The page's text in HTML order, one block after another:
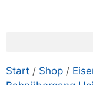
Start / Shop /